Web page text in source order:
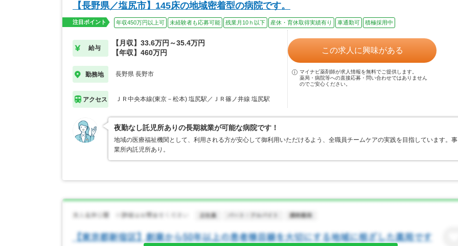
【長野県／塩尻市】145床の地域密着型の病院です。
注目ポイント 年収450万円以上可 未経験者も応募可能 残業月10ｈ以下 産休・育休取得実績有り 車通勤可 積極採用中
給与
【月収】33.6万円～35.4万円
【年収】460万円
勤務地 長野県 長野市
アクセス ＪＲ中央本線(東京－松本) 塩尻駅／ＪＲ篠ノ井線 塩尻駅
この求人に興味がある
マイナビ薬剤師が求人情報を無料でご提供します。
薬局・病院等への直接応募・問い合わせではありません
のでご安心ください。
夜勤なし託児所ありの長期就業が可能な病院です！
地域の医療福祉機関として、利用される方が安心して御利用いただけるよう、全職員チームケアの実践を目指しています。事
業所内託児所あり。